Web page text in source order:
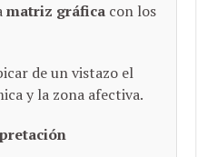
matriz gráfica con los
de un vistazo el
y la zona afectiva.